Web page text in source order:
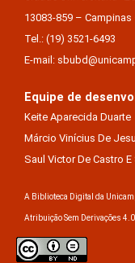
13083-859 – Campinas
Tel.: (19) 3521-6493
E-mail:
Equipe de
Keite Aparecida Duarte
Márcio Vinícius De
Saul Victor De Castro E
A Biblioteca Digital da
Atribuição Sem Derivações